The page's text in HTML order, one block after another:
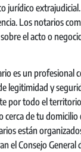
jurídico
Los notarios
el acto o
es un profesional
legitimidad y
por todo el
cerca de tu
están
el Consejo